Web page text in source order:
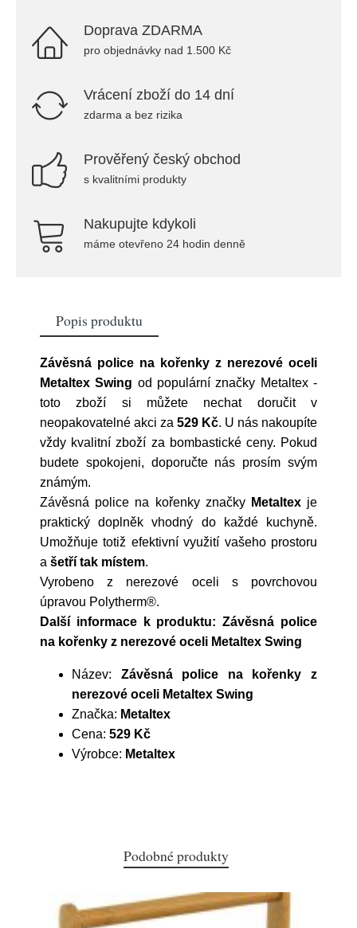
Doprava ZDARMA
pro objednávky nad 1.500 Kč
Vrácení zboží do 14 dní
zdarma a bez rizika
Prověřený český obchod
s kvalitními produkty
Nakupujte kdykoli
máme otevřeno 24 hodin denně
Popis produktu
Závěsná police na kořenky z nerezové oceli
Metaltex Swing od populární značky Metaltex-
toto zboží si můžete nechat doručit v
neopakovatelné akci za 529 Kč. U nás nakoupíte
vždy kvalitní zboží za bombastické ceny. Pokud
budete spokojeni, doporučte nás prosím svým
známým.
Závěsná police na kořenky značky Metaltexje
praktický doplněk vhodný do každé kuchyně.
Umožňuje totiž efektivní využití vašeho prostoru
a šetří tak místem.
Vyrobeno z nerezové oceli s povrchovou
úpravou Polytherm®.
Další informace k produktu: Závěsná police
na kořenky z nerezové oceli Metaltex Swing
Název: Závěsná police na kořenky z
nerezové oceli Metaltex Swing
Značka: Metaltex
Cena: 529 Kč
Výrobce: Metaltex
Podobné produkty